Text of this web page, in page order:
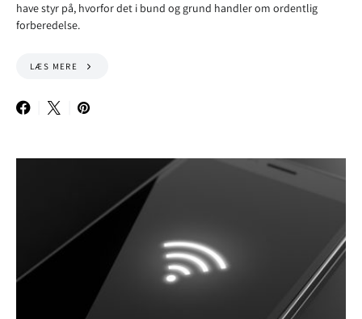
have styr på, hvorfor det i bund og grund handler om ordentlig
forberedelse.
LÆS MERE